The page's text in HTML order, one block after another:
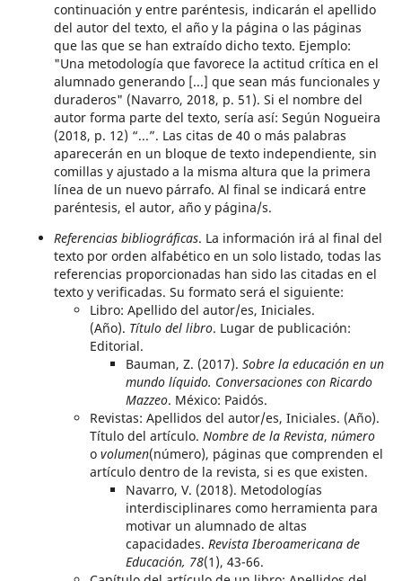
continuación y entre paréntesis, indicarán el apellido
del autor del texto, el año y la página o las páginas
que las que se han extraído dicho texto. Ejemplo:
"Una metodología que favorece la actitud crítica en el
alumnado generando [...] que sean más funcionales y
duraderos" (Navarro, 2018, p. 51). Si el nombre del
autor forma parte del texto, sería así: Según Nogueira
(2018, p. 12) “...”. Las citas de 40 o más palabras
aparecerán en un bloque de texto independiente, sin
comillas y ajustado a la misma altura que la primera
línea de un nuevo párrafo. Al final se indicará entre
paréntesis, el autor, año y página/s.
Referencias bibliográficas. La información irá al final del
texto por orden alfabético en un solo listado, todas las
referencias proporcionadas han sido las citadas en el
texto y verificadas. Su formato será el siguiente:
Libro: Apellido del autor/es, Iniciales.
(Año). Título del libro. Lugar de publicación:
Editorial.
Bauman, Z. (2017). Sobre la educación en un
mundo líquido. Conversaciones con Ricardo
Mazzeo. México: Paidós.
Revistas: Apellidos del autor/es, Iniciales. (Año).
Título del artículo. Nombre de la Revista, número
o volumen(número), páginas que comprenden el
artículo dentro de la revista, si es que existen.
Navarro, V. (2018). Metodologías
interdisciplinares como herramienta para
motivar un alumnado de altas
capacidades. Revista Iberoamericana de
Educación, 78(1), 43-66.